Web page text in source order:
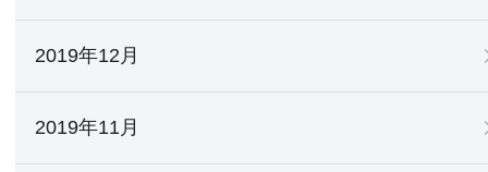
2019年12月
2019年11月